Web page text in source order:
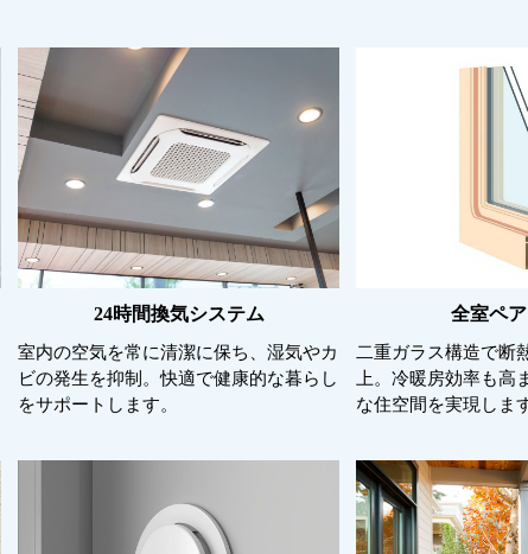
24時間換気システム
室内の空気を常に清潔に保ち、湿気やカ
ビの発生を抑制。快適で健康的な暮らし
をサポートします。
全室ペ
二重ガラス構造で断
上。冷暖房効率も高
な住空間を実現しま